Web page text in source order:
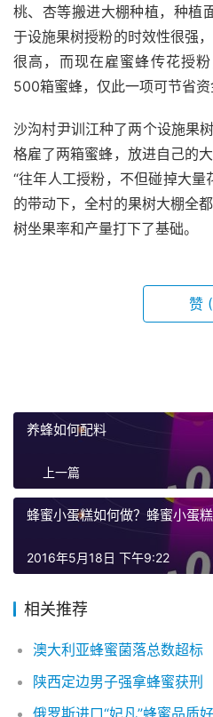
桃、杏等搬进大棚种植，种植
于设施果树授粉的时效性很强
很高，而现在雇蜜蜂传花授
500箱蜜蜂，仅此一项可节省资
沙沟村尹训江种了两个设施果
格雇了两箱蜜蜂，放进自己的
“往年人工授粉，不但碰掉大
的带动下，全村的果树大棚全
树坐果率和产量打下了基础。
赞
养蜂如何配料
上一篇
蜂蜜小蛋糕如何做？蜂蜜小蛋
2016年5月18日 下午9:22
相关推荐
澳大利亚蜂蜜菌落总数超标
陕西定边男子强拿蜂蜜获刑
俄罗斯进口“妃凡”蜂蜜品质好